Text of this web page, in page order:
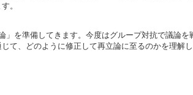
。
」を準備してきます。今度はグループ対抗で議論
て、どのように修正して再立論に至るのかを理解し